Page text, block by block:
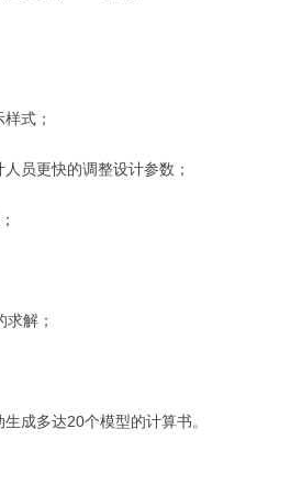
式；
员更快的调整设计参数；
解；
生成多达20个模型的计算书。